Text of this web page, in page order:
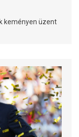
keményen üzent